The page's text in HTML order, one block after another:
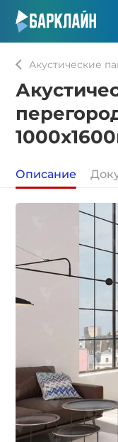
Акустические
Описание